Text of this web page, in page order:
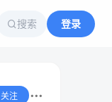
搜索 登录
关注